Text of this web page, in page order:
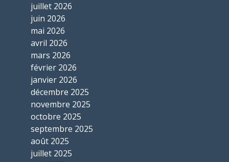
juillet 2026
juin 2026
mai 2026
avril 2026
mars 2026
février 2026
janvier 2026
décembre 2025
novembre 2025
octobre 2025
septembre 2025
août 2025
juillet 2025